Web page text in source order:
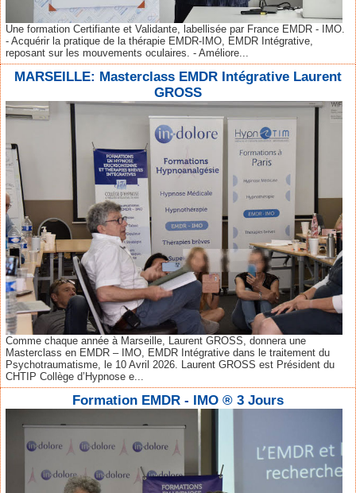
Une formation Certifiante et Validante, labellisée par France EMDR - IMO.
- Acquérir la pratique de la thérapie EMDR-IMO, EMDR Intégrative,
reposant sur les mouvements oculaires. - Améliore...
MARSEILLE: Masterclass EMDR Intégrative Laurent
GROSS
Comme chaque année à Marseille, Laurent GROSS, donnera une
Masterclass en EMDR – IMO, EMDR Intégrative dans le traitement du
Psychotraumatisme, le 10 Avril 2026. Laurent GROSS est Président du
CHTIP Collège d’Hypnose e...
Formation EMDR - IMO ® 3 Jours